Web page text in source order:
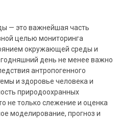
— это важнейшая часть
целью мониторинга
окружающей среды и
день не менее важно
антропогенного
и здоровье человека и
природоохранных
не только слежение и оценка
моделирование, прогноз и